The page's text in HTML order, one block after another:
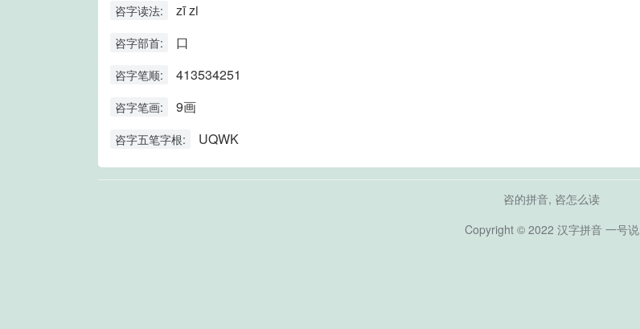
咨字读法: zī zi
咨字部首: 口
咨字笔顺: 413534251
咨字笔画: 9画
咨字五笔字根: UQWK
咨的拼音, 咨怎么读
Copyright © 2022 汉字拼音一号说